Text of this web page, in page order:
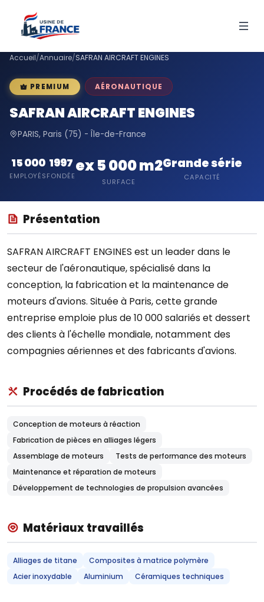
Accueil/Annuaire/SAFRAN AIRCRAFT ENGINES
PREMIUM AÉRONAUTIQUE
SAFRAN AIRCRAFT ENGINES
PARIS, Paris (75) - Île-de-France
15 000
EMPLOYÉS
1997
FONDÉE
ex 5 000 m2
SURFACE
Grande série
CAPACITÉ
Présentation
SAFRAN AIRCRAFT ENGINES est un leader dans le
secteur de l'aéronautique, spécialisé dans la
conception, la fabrication et la maintenance de
moteurs d'avions. Située à Paris, cette grande
entreprise emploie plus de 10 000 salariés et dessert
des clients à l'échelle mondiale, notamment des
compagnies aériennes et des fabricants d'avions.
Procédés de fabrication
Conception de moteurs à réaction
Fabrication de pièces en alliages légers
Assemblage de moteurs
Tests de performance des moteurs
Maintenance et réparation de moteurs
Développement de technologies de propulsion avancées
Matériaux travaillés
Alliages de titane
Composites à matrice polymère
Acier inoxydable
Aluminium Céramiques techniques